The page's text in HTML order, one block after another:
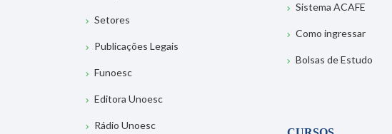
Setores
Publicações Legais
Funoesc
Editora Unoesc
Rádio Unoesc
Sistema ACAFE
Como ingressar
Bolsas de Estudo